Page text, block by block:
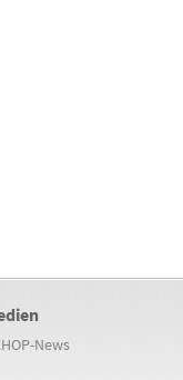
News